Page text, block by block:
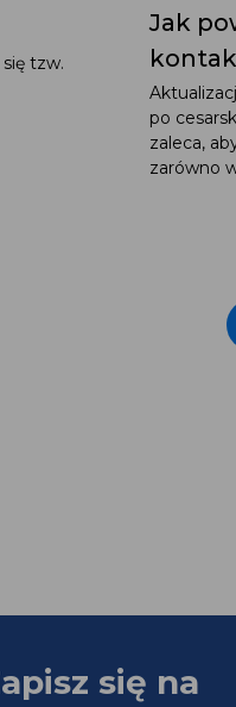
tzw.
Jak
po
zaleca,
zarówno
się na